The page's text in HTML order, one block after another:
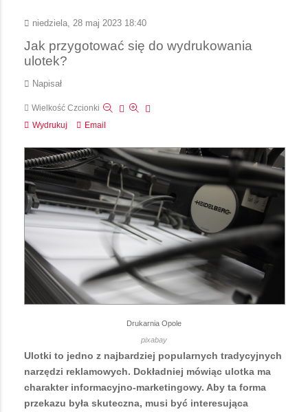
niedziela, 28 maj 2023 18:40
Jak przygotować się do wydrukowania
ulotek?
Napisał
Wielkość Czcionki
Wydrukuj
Email
Drukarnia Opole
pixabay
Ulotki to jedno z najbardziej popularnych tradycyjnych
narzędzi reklamowych. Dokładniej mówiąc ulotka ma
charakter informacyjno-marketingowy. Aby ta forma
przekazu była skuteczna, musi być interesująca